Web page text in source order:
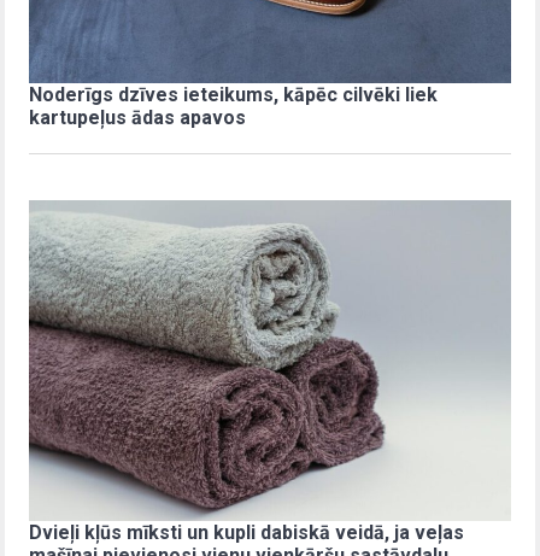
Noderīgs dzīves ieteikums, kāpēc cilvēki liek
kartupeļus ādas apavos
Dvieļi kļūs mīksti un kupli dabiskā veidā, ja veļas